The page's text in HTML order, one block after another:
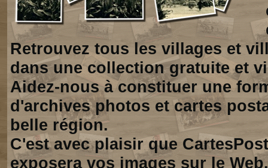
Retrouvez tous les villages et
dans une collection gratuite et
Aidez-nous à constituer une
d'archives photos et cartes
belle région.
C'est avec plaisir que
exposera vos images sur le Web.